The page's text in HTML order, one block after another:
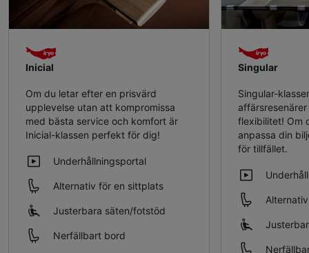
Inicial
Om du letar efter en prisvärd
upplevelse utan att kompromissa
med bästa service och komfort är
Inicial-klassen perfekt för dig!
Underhållningsportal
Alternativ för en sittplats
Justerbara säten/fotstöd
Nerfällbart bord
Singular
Singular-
flexibilitet! Om
anpassa din
för tillfället.